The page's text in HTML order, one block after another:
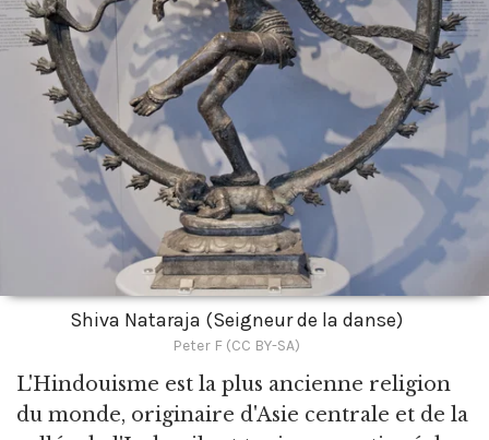
Shiva Nataraja (Seigneur de la danse)
Peter F (CC BY-SA)
L'Hindouisme est la plus ancienne religion
du monde, originaire d'Asie centrale et de la